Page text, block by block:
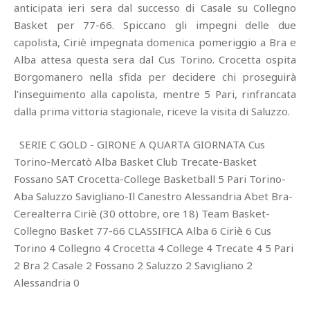
anticipata ieri sera dal successo di Casale su Collegno
Basket per 77-66. Spiccano gli impegni delle due
capolista, Ciriè impegnata domenica pomeriggio a Bra e
Alba attesa questa sera dal Cus Torino. Crocetta ospita
Borgomanero nella sfida per decidere chi proseguirà
l'inseguimento alla capolista, mentre 5 Pari, rinfrancata
dalla prima vittoria stagionale, riceve la visita di Saluzzo.
SERIE C GOLD - GIRONE A QUARTA GIORNATA Cus
Torino-Mercatò Alba Basket Club Trecate-Basket
Fossano SAT Crocetta-College Basketball 5 Pari Torino-
Aba Saluzzo Savigliano-Il Canestro Alessandria Abet Bra-
Cerealterra Ciriè (30 ottobre, ore 18) Team Basket-
Collegno Basket 77-66 CLASSIFICA Alba 6 Ciriè 6 Cus
Torino 4 Collegno 4 Crocetta 4 College 4 Trecate 4 5 Pari
2 Bra 2 Casale 2 Fossano 2 Saluzzo 2 Savigliano 2
Alessandria 0